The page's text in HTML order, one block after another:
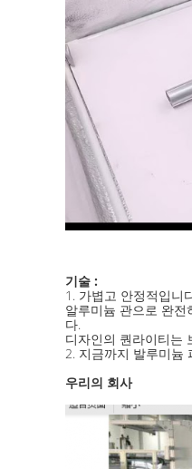
기술 :
1. 가볍고 안정적입니
알루미늄 관으로 완
다.
디자인의 퀀라이티는
2. 지금까지 발루미늄
우리의 회사